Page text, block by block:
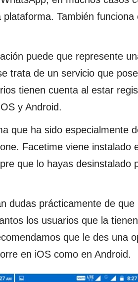
También funciona
puede que represente
trata de un servicio que
tienen cuenta al estar
y Android.
que ha sido especialmente
Facetime viene instalado
que lo hayas desinstalado
dudas prácticamente de que
los usuarios que la
que le des una
en iOS como en Android.